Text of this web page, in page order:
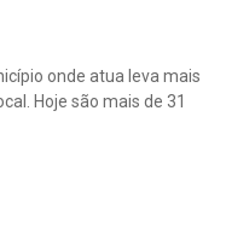
onde atua leva mais
Hoje são mais de 31